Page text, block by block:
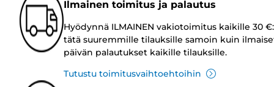
Ilmainen toimitus ja palautus
Hyödynnä ILMAINEN vakiotoimitus kaikille 30
tätä suuremmille tilauksille samoin kuin
päivän palautukset kaikille tilauksille.
Tutustu toimitusvaihtoehtoihin